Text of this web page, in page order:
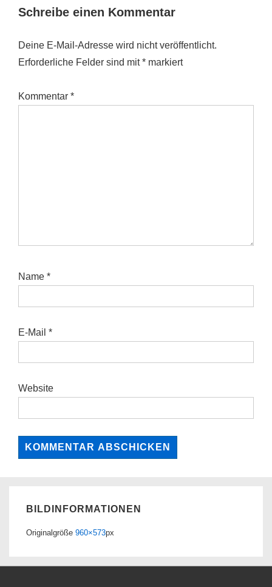
Schreibe einen Kommentar
Deine E-Mail-Adresse wird nicht veröffentlicht.
Erforderliche Felder sind mit* markiert
Kommentar *
Name *
E-Mail *
Website
BILDINFORMATIONEN
Originalgröße 960×573px